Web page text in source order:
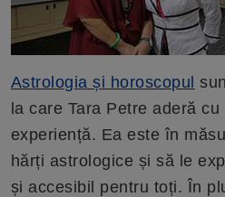
Astrologia și horoscopul
la care Tara Petre aderă cu
experiență. Ea este în
hărți astrologice și să le
și accesibil pentru toți. În